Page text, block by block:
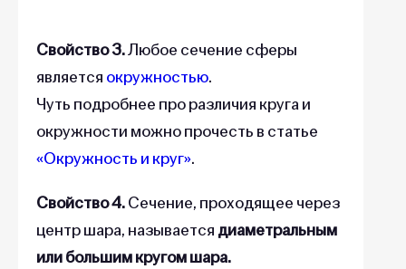
Свойство 3.Любое сечение сферы
является окружностью.
Чуть подробнее про различия круга и
окружности можно прочесть в статье
«Окружность и круг».
Свойство 4.Сечение, проходящее через
центр шара, называется диаметральным
или большим кругом шара.